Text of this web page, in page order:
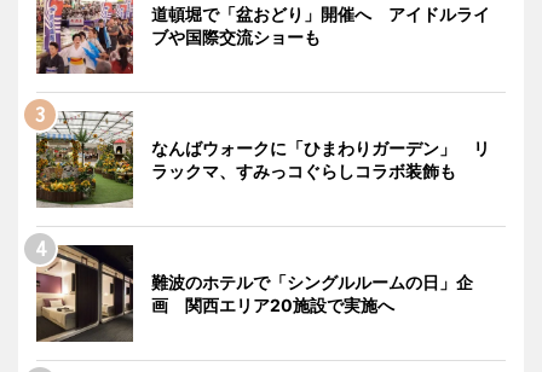
道頓堀で「盆おどり」開催へ アイドルライ
ブや国際交流ショーも
なんばウォークに「ひまわりガーデン」 リ
ラックマ、すみっコぐらしコラボ装飾も
難波のホテルで「シングルルームの日」企
画 関西エリア20施設で実施へ